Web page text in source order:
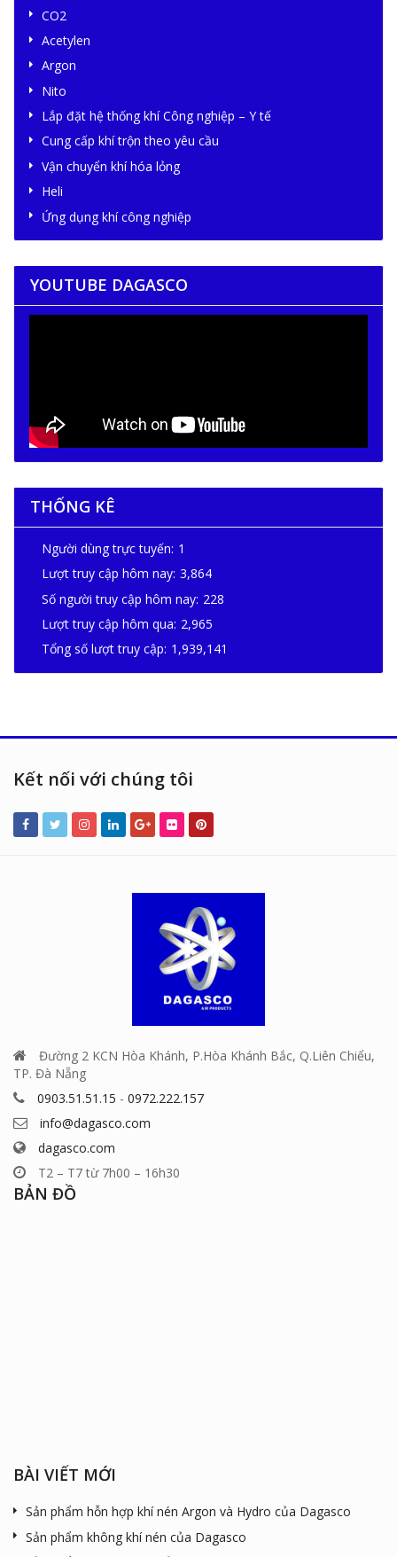
CO2
Acetylen
Argon
Nito
Lắp đặt hệ thống khí Công nghiệp – Y tế
Cung cấp khí trộn theo yêu cầu
Vận chuyển khí hóa lỏng
Heli
Ứng dụng khí công nghiệp
YOUTUBE DAGASCO
THỐNG KÊ
Người dùng trực tuyến: 1
Lượt truy cập hôm nay: 3,864
Số người truy cập hôm nay: 228
Lượt truy cập hôm qua: 2,965
Tổng số lượt truy cập: 1,939,141
Kết nối với chúng tôi
Đường 2 KCN Hòa Khánh, P.Hòa Khánh Bắc, Q.Liên Chiểu,
TP. Đà Nẵng
0903.51.51.15 - 0972.222.157
info@dagasco.com
dagasco.com
T2 – T7 từ 7h00 – 16h30
BẢN ĐỒ
BÀI VIẾT MỚI
Sản phẩm hỗn hợp khí nén Argon và Hydro của Dagasco
Sản phẩm không khí nén của Dagasco